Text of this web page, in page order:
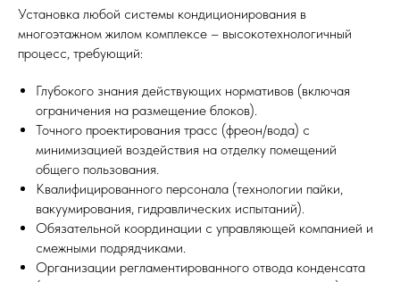
Установка любой системы кондиционирования в
многоэтажном жилом комплексе – высокотехнологичный
процесс, требующий:
Глубокого знания действующих нормативов (включая
ограничения на размещение блоков).
Точного проектирования трасс (фреон/вода) с
минимизацией воздействия на отделку помещений
общего пользования.
Квалифицированного персонала (технологии пайки,
вакуумирования, гидравлических испытаний).
Обязательной координации с управляющей компанией и
смежными подрядчиками.
Организации регламентированного отвода конденсата